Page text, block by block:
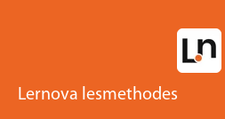
Lernova lesmethodes